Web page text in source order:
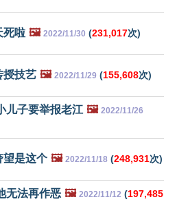
死啦 🖼️ 2022/11/30 (231,017次)
授技艺 🖼️ 2022/11/29 (155,608次)
儿子要举报老江 🖼️ 2022/11/26
望是这个 🖼️ 2022/11/18 (248,931次)
无法再作恶 🖼️ 2022/11/12 (197,485